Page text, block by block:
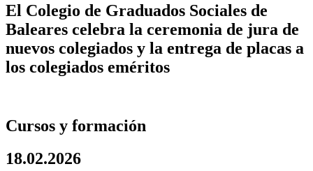
El Colegio de Graduados Sociales de
Baleares celebra la ceremonia de jura de
nuevos colegiados y la entrega de placas a
los colegiados eméritos
Cursos y formación
18.02.2026